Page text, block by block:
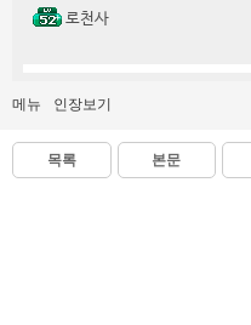
로천사
메뉴 인장보기
목록 본문